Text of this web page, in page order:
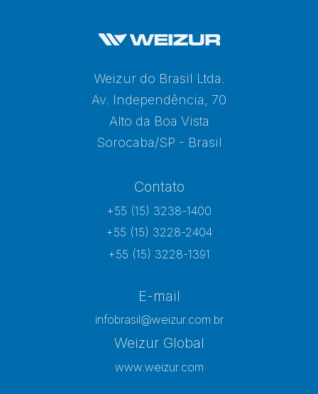
Weizur do Brasil Ltda.
Av. Independência, 70
Alto da Boa Vista
Sorocaba/SP - Brasil
Contato
+55 (15) 3238-1400
+55 (15) 3228-2404
+55 (15) 3228-1391
E-mail
infobrasil@weizur.com.br
Weizur Global
www.weizur.com